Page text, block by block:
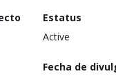
Estatus
Active
Fecha de